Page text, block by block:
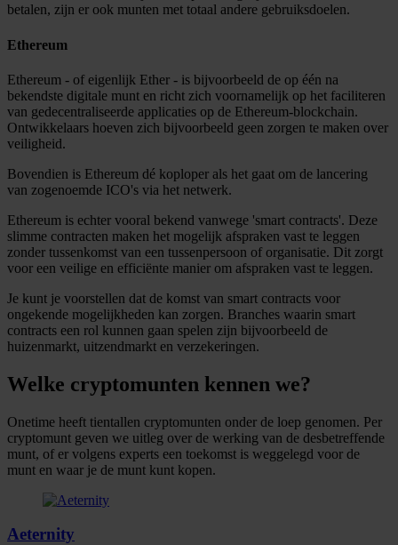
betalen, zijn er ook munten met totaal andere gebruiksdoelen.
Ethereum
Ethereum - of eigenlijk Ether - is bijvoorbeeld de op één na
bekendste digitale munt en richt zich voornamelijk op het faciliteren
van gedecentraliseerde applicaties op de Ethereum-blockchain.
Ontwikkelaars hoeven zich bijvoorbeeld geen zorgen te maken over
veiligheid.
Bovendien is Ethereum dé koploper als het gaat om de lancering
van zogenoemde ICO's via het netwerk.
Ethereum is echter vooral bekend vanwege 'smart contracts'. Deze
slimme contracten maken het mogelijk afspraken vast te leggen
zonder tussenkomst van een tussenpersoon of organisatie. Dit zorgt
voor een veilige en efficiënte manier om afspraken vast te leggen.
Je kunt je voorstellen dat de komst van smart contracts voor
ongekende mogelijkheden kan zorgen. Branches waarin smart
contracts een rol kunnen gaan spelen zijn bijvoorbeeld de
huizenmarkt, uitzendmarkt en verzekeringen.
Welke cryptomunten kennen we?
Onetime heeft tientallen cryptomunten onder de loep genomen. Per
cryptomunt geven we uitleg over de werking van de desbetreffende
munt, of er volgens experts een toekomst is weggelegd voor de
munt en waar je de munt kunt kopen.
Aeternity